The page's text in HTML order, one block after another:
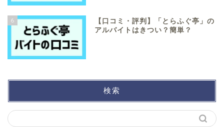
6
【口コミ・評判】「とらふぐ亭」の
アルバイトはきつい？簡単？
検索